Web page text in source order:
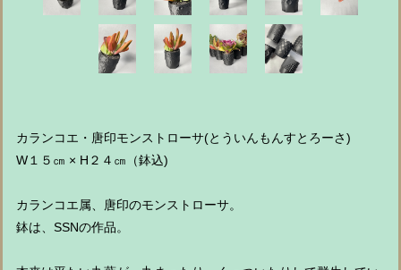
カランコエ・唐印モンストローサ(とういんもんすとろーさ)
W１５㎝ × H２４㎝（鉢込)
カランコエ属、唐印のモンストローサ。
鉢は、SSNの作品。